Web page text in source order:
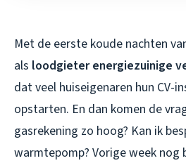
Met de eerste koude nachten
als loodgieter energiezuinige
dat veel huiseigenaren hun CV-
opstarten. En dan komen de
gasrekening zo hoog? Kan ik
warmtepomp? Vorige week nog